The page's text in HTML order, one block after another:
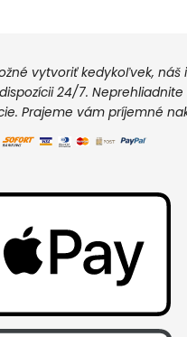
vytvoriť kedykoľvek, náš
24/7.
Prajeme vám príjemné